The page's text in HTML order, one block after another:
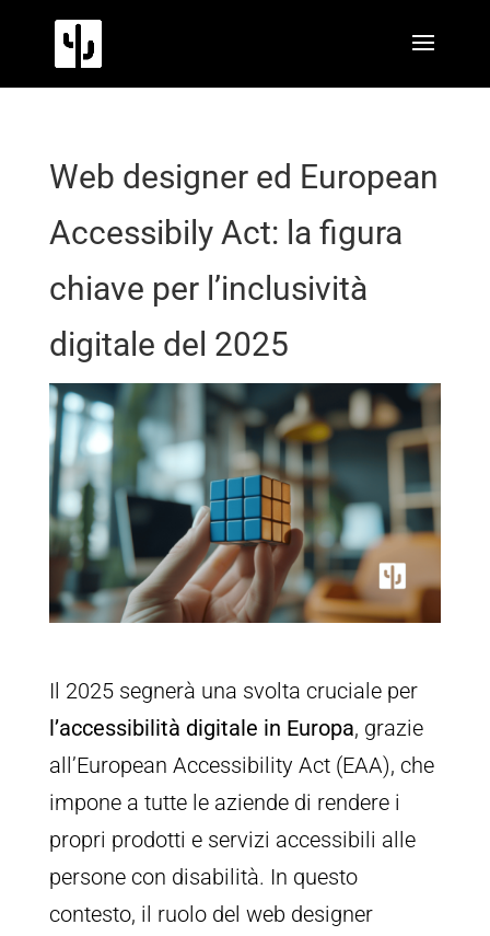
Web designer ed European
Accessibily Act: la figura
chiave per l’inclusività
digitale del 2025
Il 2025 segnerà una svolta cruciale per
l’accessibilità digitale in Europa, grazie
all’European Accessibility Act (EAA), che
impone a tutte le aziende di rendere i
propri prodotti e servizi accessibili alle
persone con disabilità. In questo
contesto, il ruolo del web designer